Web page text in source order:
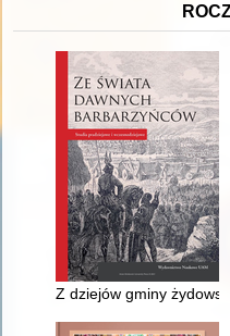
Z dziejów gminy